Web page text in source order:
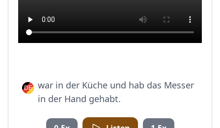
war in der Küche und hab das Messer
in der Hand gehabt.